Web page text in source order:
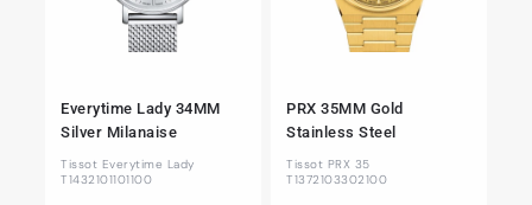
Everytime Lady 34MM
Silver Milanaise
Tissot Everytime Lady
T1432101101100
PRX 35MM Gold
Stainless Steel
Tissot PRX 35
T1372103302100